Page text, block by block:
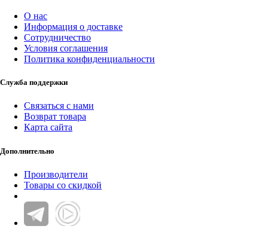
О нас
Информация о доставке
Сотрудничество
Условия соглашения
Политика конфиденциальности
Служба поддержки
Связаться с нами
Возврат товара
Карта сайта
Дополнительно
Производители
Товары со скидкой